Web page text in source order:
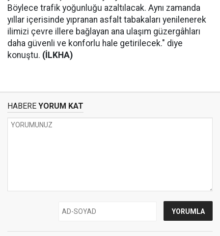
Böylece trafik yoğunluğu azaltılacak. Aynı zamanda
yıllar içerisinde yıpranan asfalt tabakaları yenilenerek
ilimizi çevre illere bağlayan ana ulaşım güzergâhları
daha güvenli ve konforlu hale getirilecek." diye
konuştu. (İLKHA)
HABERE YORUM KAT